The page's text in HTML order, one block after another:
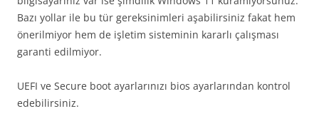
Bazı yollar ile bu tür gereksinimleri aşabilirsiniz fakat hem
önerilmiyor hem de işletim sisteminin kararlı çalışması
garanti edilmiyor.
UEFI ve Secure boot ayarlarınızı bios ayarlarından kontrol
edebilirsiniz.